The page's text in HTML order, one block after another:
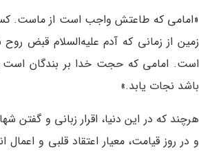
«امامی که طاعتش واجب است از ماست. کسی
زمین از زمانی که آدم علیه‌السلام قبض
است. امامی که حجت خدا بر بندگان است
باشد نجات یابد.»
هرچند که در این دنیا، اقرار زبانی و گفتن
و در روز قیامت، معیار اعتقاد قلبی و